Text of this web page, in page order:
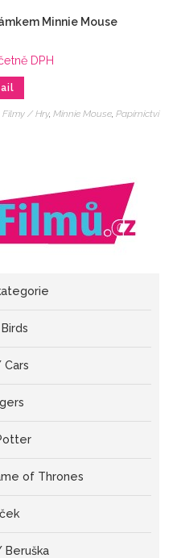
Minnie Mouse
DPH
Filmy / Hry, Minnie Mouse, Papírnictví
of Thrones
Beruška